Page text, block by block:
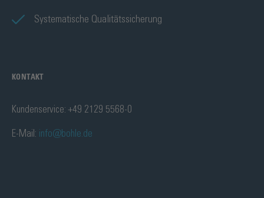
Systematische Qualitätssicherung
KONTAKT
Kundenservice: +49 2129 5568-0
E-Mail: info@bohle.de